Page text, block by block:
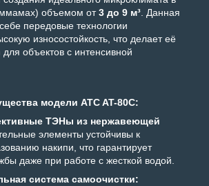
объемом от3 до 9 м³. Данная
передовые технологии
износостойкость, что делает её
объектов с интенсивной
модели ATC AT-80C:
ТЭНы из нержавеющей
элементы устойчивы к
накипи, что гарантирует
даже при работе с жесткой водой.
система самоочистки: